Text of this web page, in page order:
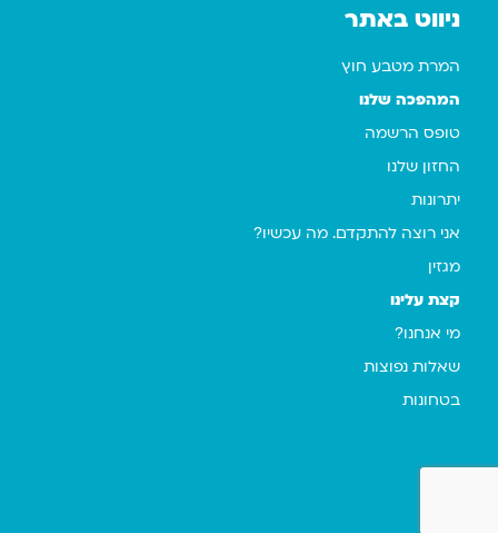
ניווט באתר
המרת מטבע חוץ
המהפכה שלנו
טופס הרשמה
החזון שלנו
יתרונות
אני רוצה להתקדם. מה עכשיו?
מגזין
קצת עלינו
מי אנחנו?
שאלות נפוצות
בטחונות